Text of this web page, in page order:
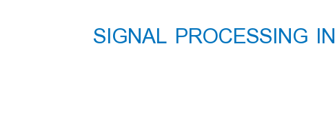
آموزش فارسی نرم افزار SIGNAL PROCESSING IN